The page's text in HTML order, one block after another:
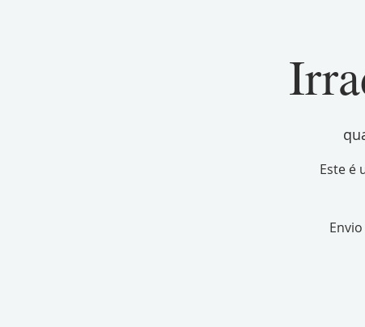
Este é